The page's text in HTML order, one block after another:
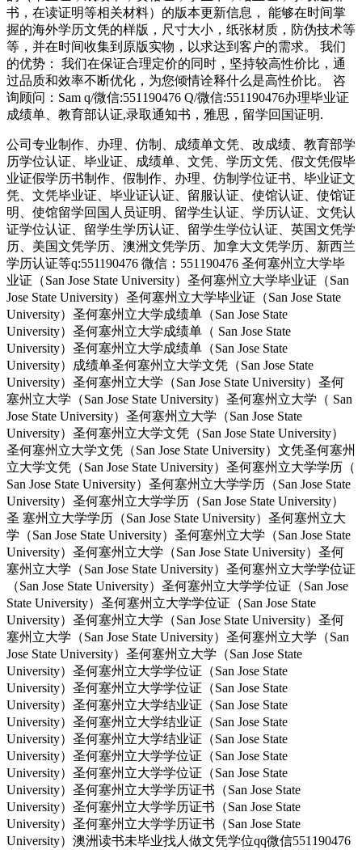
书，在读证明等相关材料）的版本更新信息， 能够在时间掌
握的海外学历文凭的样版，尺寸大小，纸张材质，防伪技术等
等，并在时间收集到原版实物，以求达到客户的需求。 我们
的优势： 我们在保证合理定价的同时，坚持较高性价比，通
过品质和效率不断优化，为您倾情诠释什么是高性价比。 咨
询顾问：Sam q/微信:551190476 Q/微信:551190476办理毕业证
成绩单、教育部认证,录取通知书，雅思，留学回国证明.
公司专业制作、办理、仿制、成绩单文凭、改成绩、教育部学
历学位认证、毕业证、成绩单、文凭、学历文凭、假文凭假毕
业证假学历书制作、假制作、办理、仿制学位证书、毕业证文
凭、文凭毕业证、毕业证认证、留服认证、使馆认证、使馆证
明、使馆留学回国人员证明、留学生认证、学历认证、文凭认
证学位认证、留学生学历认证、留学生学位认证、英国文凭学
历、美国文凭学历、澳洲文凭学历、加拿大文凭学历、新西兰
学历认证等q:551190476 微信：551190476 圣何塞州立大学毕
业证（San Jose State University）圣何塞州立大学毕业证（San
Jose State University）圣何塞州立大学毕业证（San Jose State
University）圣何塞州立大学成绩单（San Jose State
University）圣何塞州立大学成绩单（ San Jose State
University）圣何塞州立大学成绩单（San Jose State
University）成绩单圣何塞州立大学文凭（San Jose State
University）圣何塞州立大学（San Jose State University）圣何
塞州立大学（San Jose State University）圣何塞州立大学（ San
Jose State University）圣何塞州立大学（San Jose State
University）圣何塞州立大学文凭（San Jose State University）
圣何塞州立大学文凭（San Jose State University）文凭圣何塞州
立大学文凭（San Jose State University）圣何塞州立大学学历（
San Jose State University）圣何塞州立大学学历（San Jose State
University）圣何塞州立大学学历（San Jose State University）
圣 塞州立大学学历（San Jose State University）圣何塞州立大
学（San Jose State University）圣何塞州立大学（San Jose State
University）圣何塞州立大学（San Jose State University）圣何
塞州立大学（San Jose State University）圣何塞州立大学学位证
（San Jose State University）圣何塞州立大学学位证（San Jose
State University）圣何塞州立大学学位证（San Jose State
University）圣何塞州立大学（San Jose State University）圣何
塞州立大学（San Jose State University）圣何塞州立大学（San
Jose State University）圣何塞州立大学（San Jose State
University）圣何塞州立大学学位证（San Jose State
University）圣何塞州立大学学位证（San Jose State
University）圣何塞州立大学结业证（San Jose State
University）圣何塞州立大学结业证（San Jose State
University）圣何塞州立大学结业证（San Jose State
University）圣何塞州立大学学位证（San Jose State
University）圣何塞州立大学学位证（San Jose State
University）圣何塞州立大学学历证书（San Jose State
University）圣何塞州立大学学历证书（San Jose State
University）圣何塞州立大学学历证书（San Jose State
University）澳洲读书未毕业找人做文凭学位qq微信551190476